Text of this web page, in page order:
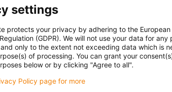
settings
protects your privacy by adhering to the European
(GDPR). We will not use your data for
only to the extent not exceeding data which is
of processing. You can grant your
below or by clicking "Agree to all".
Policy page for more